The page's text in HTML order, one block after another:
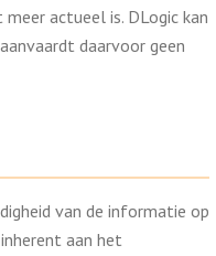
actueel is. DLogic kan
daarvoor geen
van de informatie op
aan het